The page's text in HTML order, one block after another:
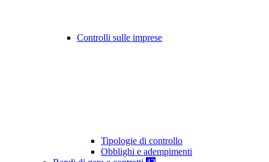
Controlli sulle imprese
Tipologie di controllo
Obblighi e adempimenti